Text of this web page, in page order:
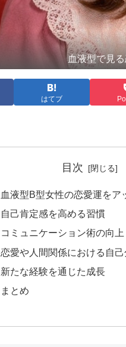
血液型で見
はてブ
目次
血液型B型女性の恋愛運をア
自己肯定感を高める習慣
コミュニケーション術の向上
恋愛や人間関係における自
新たな経験を通じた成長
まとめ